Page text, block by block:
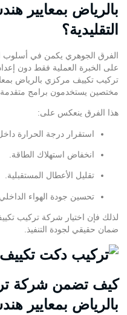
بالرياض بمعايير
التقليدية؟
الفرق الجوهري يكمن في أسلوب
على الخبرة العملية فقط دون
تركيب تكييف مركزي بالرياض
مختصين يستخدمون برامج متقدمة
هذا الفرق ينعكس على:
استقرار درجة الحرارة
انخفاض استهلاك الطاقة.
تقليل الأعطال المستقبلية.
تحسين جودة الهواء الداخلي.
لذلك فإن اختيار شركة تركيب
ضمان حقيقي لجودة التنفيذ.
كيف تضمن شركة
بالرياض بمعايير